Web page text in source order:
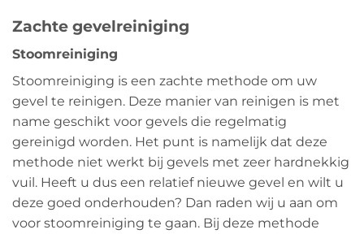
Zachte gevelreiniging
Stoomreiniging
Stoomreiniging is een zachte methode om uw
gevel te reinigen. Deze manier van reinigen is met
name geschikt voor gevels die regelmatig
gereinigd worden. Het punt is namelijk dat deze
methode niet werkt bij gevels met zeer hardnekkig
vuil. Heeft u dus een relatief nieuwe gevel en wilt u
deze goed onderhouden? Dan raden wij u aan om
voor stoomreiniging te gaan. Bij deze methode